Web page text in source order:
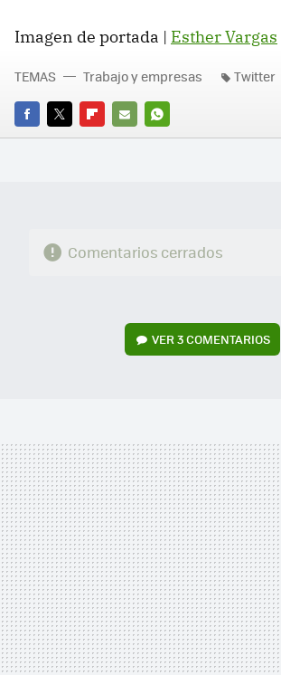
Imagen de portada | Esther Vargas
FACEBOOK
TWITTERFLIPBOARD
E-
WHATSAPP
TEMAS Trabajo y empresas Twitter
Comentarios cerrados
VER3 COMENTARIOS